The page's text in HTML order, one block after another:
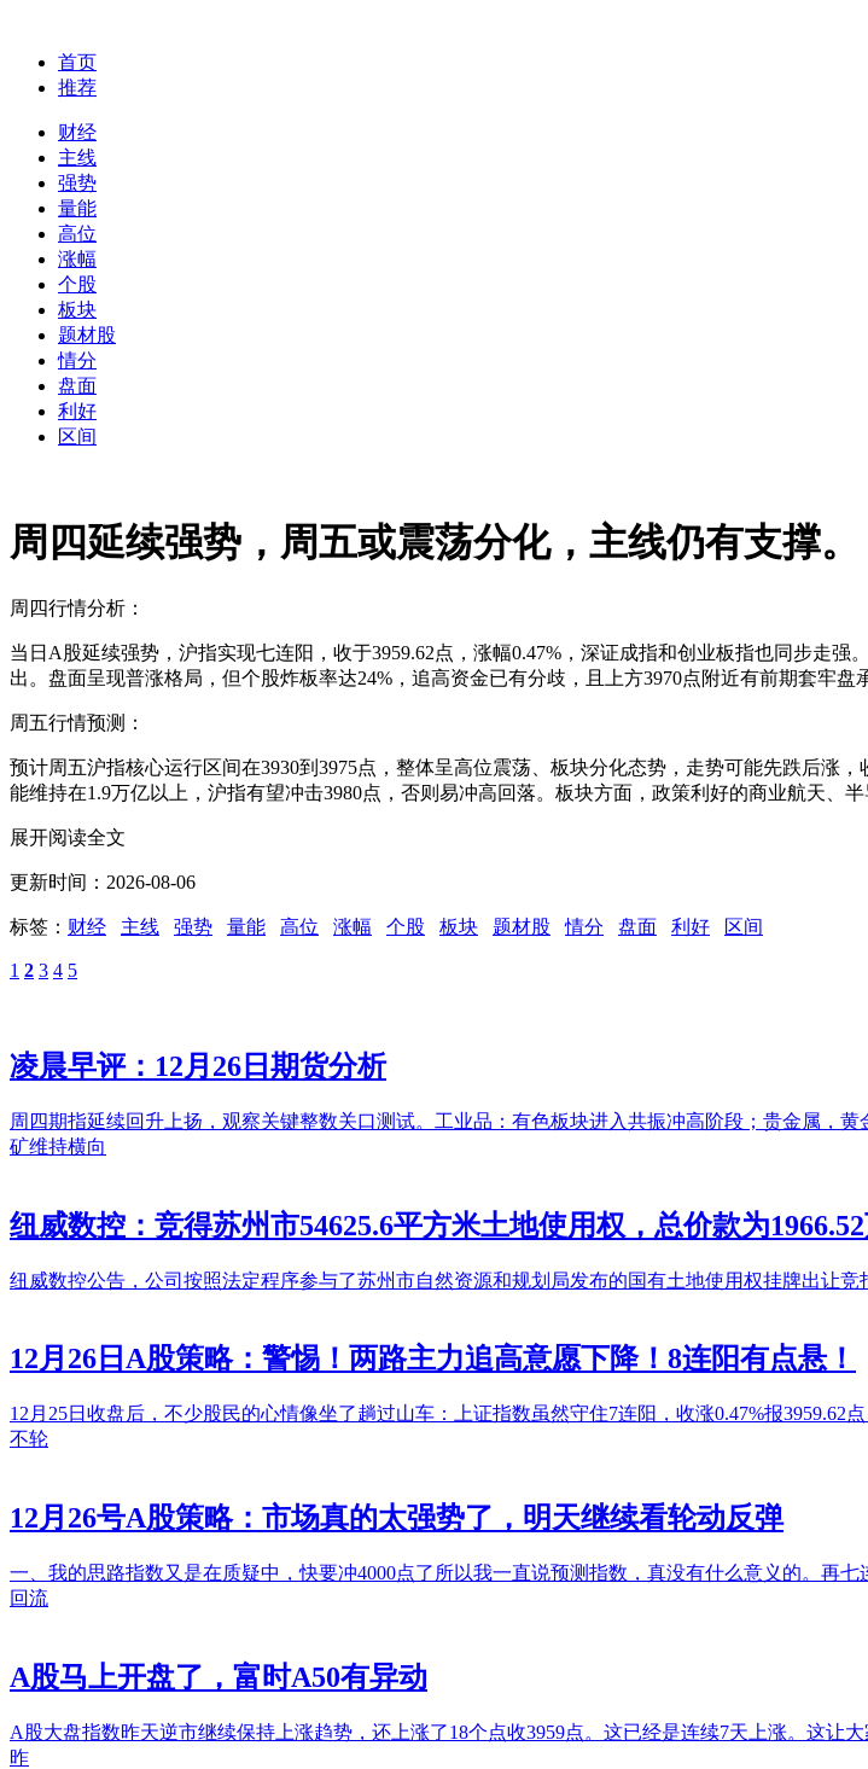
首页
推荐
财经
主线
强势
量能
高位
涨幅
个股
板块
题材股
情分
盘面
利好
区间
周四延续强势，周五或震荡分化，主线仍有支撑。
周四行情分析：
当日A股延续强势，沪指实现七连阳，收于3959.62点，涨幅0.47%，深证成指和创业板指也同步走
出。盘面呈现普涨格局，但个股炸板率达24%，追高资金已有分歧，且上方3970点附近有前期套牢盘
周五行情预测：
预计周五沪指核心运行区间在3930到3975点，整体呈高位震荡、板块分化态势，走势可能先跌后涨
能维持在1.9万亿以上，沪指有望冲击3980点，否则易冲高回落。板块方面，政策利好的商业航天、
展开阅读全文
更新时间：2026-08-06
标签： 财经 主线 强势 量能 高位 涨幅 个股 板块 题材股 情分 盘面 利好 区间
1 2 3 4 5
凌晨早评：12月26日期货分析
周四期指延续回升上扬，观察关键整数关口测试。工业品：有色板块进入共振冲高阶段；贵金属，
矿维持横向
纽威数控：竞得苏州市54625.6平方米土地使用权，总价款为
纽威数控公告，公司按照法定程序参与了苏州市自然资源和规划局发布的国有土地使用权挂牌出让
12月26日A股策略：警惕！两路主力追高意愿下降！8连阳有点悬！
12月25日收盘后，不少股民的心情像坐了趟过山车：上证指数虽然守住7连阳，收涨0.47%报
不轮
12月26号A股策略：市场真的太强势了，明天继续看轮动反弹
一、我的思路指数又是在质疑中，快要冲4000点了所以我一直说预测指数，真没有什么意义的。再
回流
A股马上开盘了，富时A50有异动
A股大盘指数昨天逆市继续保持上涨趋势，还上涨了18个点收3959点。这已经是连续7天上涨。这让
昨